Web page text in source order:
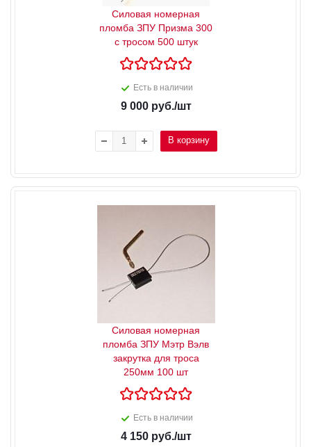
Силовая номерная
пломба ЗПУ Призма 300
с тросом 500 штук
Есть в наличии
9 000руб./шт
В корзину
Силовая номерная
пломба ЗПУ Мэтр Вэлв
закрутка для троса
250мм 100 шт
Есть в наличии
4 150руб./шт